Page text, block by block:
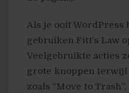
Als je ooit WordPress
gebruiken Fitt’s Law
Veelgebruikte acties
grote knoppen terwijl
zoals “Move to